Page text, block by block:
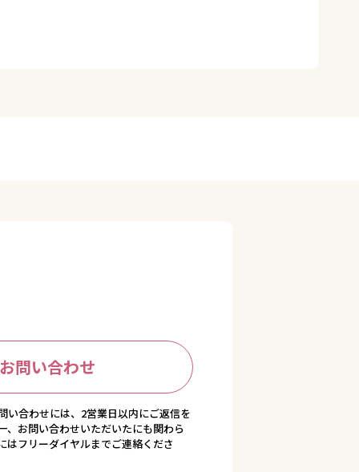
お問い合わせ
い合わせには、2営業日以内にご返信を
、お問い合わせいただいたにも関わら
はフリーダイヤルまでご連絡くださ